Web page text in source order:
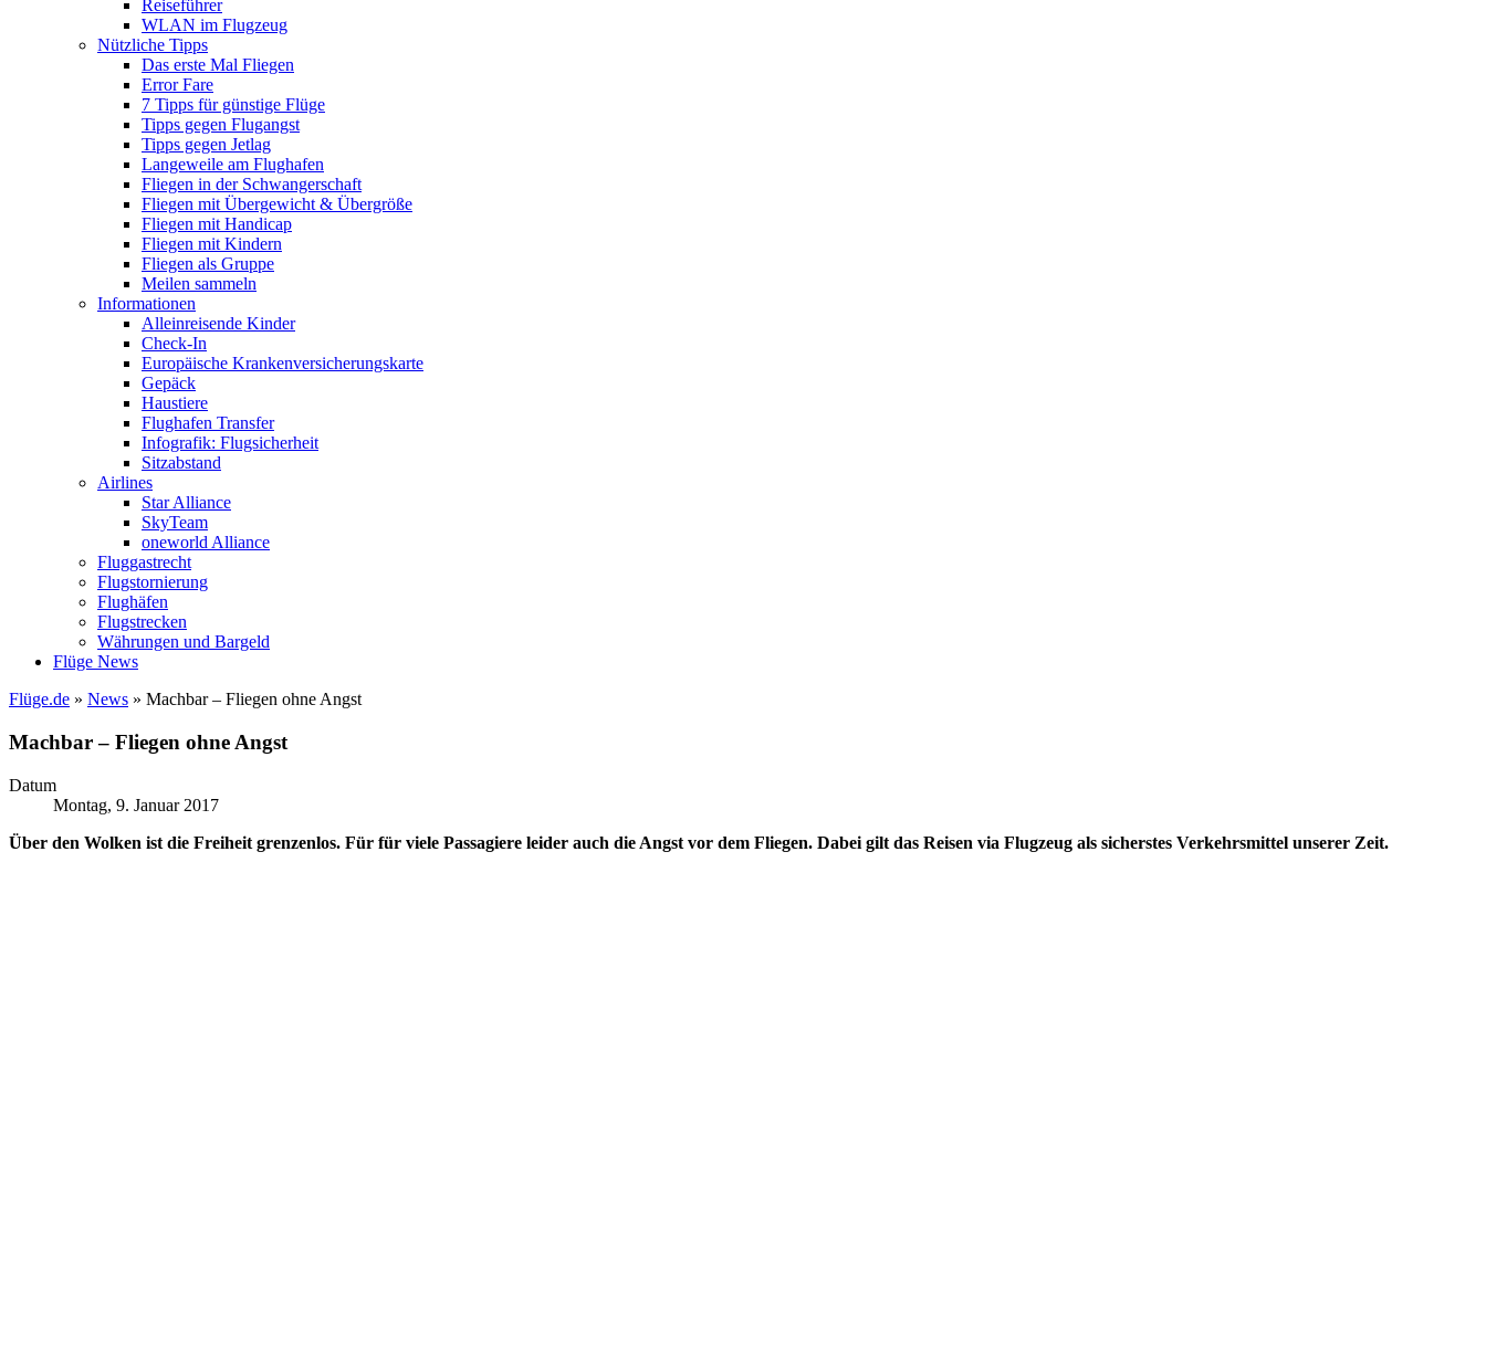
Reiseführer
WLAN im Flugzeug
Nützliche Tipps
Das erste Mal Fliegen
Error Fare
7 Tipps für günstige Flüge
Tipps gegen Flugangst
Tipps gegen Jetlag
Langeweile am Flughafen
Fliegen in der Schwangerschaft
Fliegen mit Übergewicht & Übergröße
Fliegen mit Handicap
Fliegen mit Kindern
Fliegen als Gruppe
Meilen sammeln
Informationen
Alleinreisende Kinder
Check-In
Europäische Krankenversicherungskarte
Gepäck
Haustiere
Flughafen Transfer
Infografik: Flugsicherheit
Sitzabstand
Airlines
Star Alliance
SkyTeam
oneworld Alliance
Fluggastrecht
Flugstornierung
Flughäfen
Flugstrecken
Währungen und Bargeld
Flüge News
Flüge.de » News » Machbar – Fliegen ohne Angst
Machbar – Fliegen ohne Angst
Datum
Montag, 9. Januar 2017
Über den Wolken ist die Freiheit grenzenlos. Für für viele Passagiere leider auch die Angst vor dem Fliegen. Dabei gilt das Reisen via Flugzeug als sicherstes Verkehrsmittel unserer Zeit.